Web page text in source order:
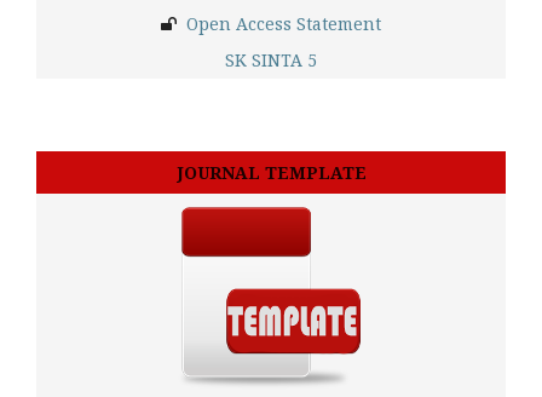
Open Access Statement
SK SINTA 5
JOURNAL TEMPLATE